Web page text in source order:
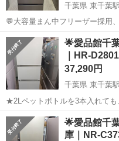
千葉県 東千葉駅
💬大容量まん中フリーザー採用
ル。 💬大容量＆整理しやすい真
冷凍室！ 💬バスケット付き独
いるから野菜を整理しやすい...
千葉 千葉市 東千葉駅
🌟愛品館千
｜HR-
37,290円
千葉県 東千葉駅
★2Lペットボトルを3本入れて
ット」搭載！ ★肉、魚、乳製
シュケース」も付いた、使いや
千葉 千葉市 東千葉駅
🌟愛品館千
庫｜NR-